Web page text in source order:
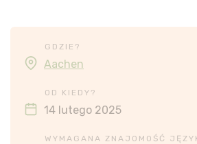
GDZIE?
Aachen
OD KIEDY?
14 lutego 2025
WYMAGANA ZNAJOMOŚĆ